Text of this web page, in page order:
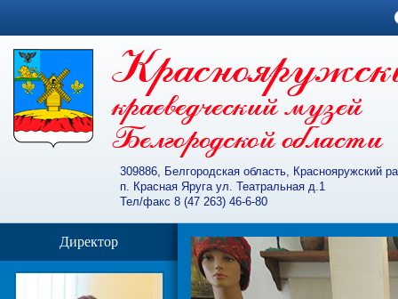
309886, Белгородская область, Краснояружский
п. Красная Яруга ул. Театральная д.1
Тел/факс 8 (47 263) 46-6-80
Директор